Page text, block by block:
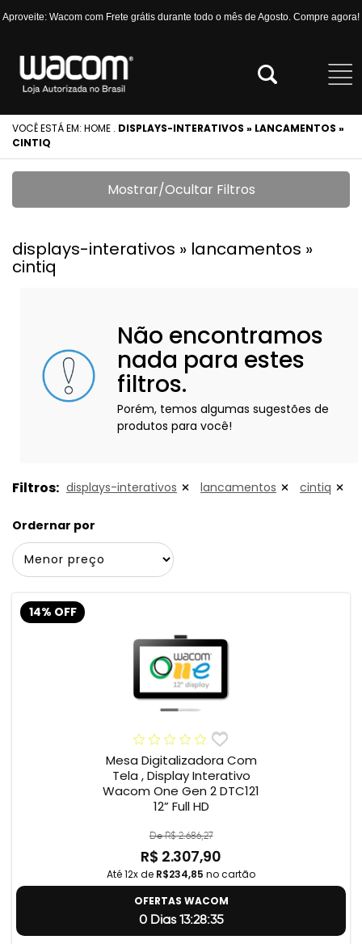
Aproveite: Wacom com Frete grátis durante todo o mês de Agosto. Compre agora!
VOCÊ ESTÁ EM: HOME . DISPLAYS-INTERATIVOS » LANCAMENTOS »
CINTIQ
Mostrar/Ocultar Filtros
displays-interativos » lancamentos »
cintiq
Não encontramos
nada para estes
filtros.
Porém, temos algumas sugestões de
produtos para você!
Filtros: displays-interativos lancamentos cintiq
Ordernar por
14% OFF
Mesa Digitalizadora Com
Tela , Display Interativo
Wacom One Gen 2 DTC121
12” Full HD
De R$ 2.686,27
R$ 2.307,90
Até 12x de R$234,85 no cartão
OFERTAS WACOM
0 Dias 13:28:34